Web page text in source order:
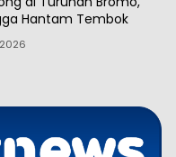
Hantam Tembok